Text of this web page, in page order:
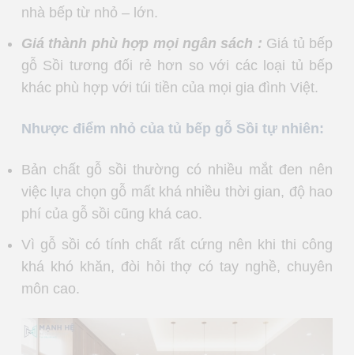
nhà bếp từ nhỏ – lớn.
Giá thành phù hợp mọi ngân sách : Giá tủ bếp
gỗ Sồi tương đối rẻ hơn so với các loại tủ bếp
khác phù hợp với túi tiền của mọi gia đình Việt.
Nhược điểm nhỏ của tủ bếp gỗ Sồi tự nhiên:
Bản chất gỗ sồi thường có nhiều mắt đen nên
việc lựa chọn gỗ mất khá nhiều thời gian, độ hao
phí của gỗ sồi cũng khá cao.
Vì gỗ sồi có tính chất rất cứng nên khi thi công
khá khó khăn, đòi hỏi thợ có tay nghề, chuyên
môn cao.